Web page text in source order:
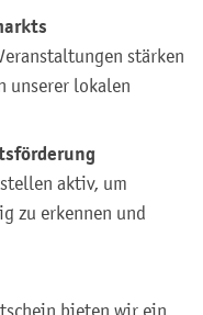
stärken
unserer lokalen
aktiv, um
zu erkennen und
bieten wir ein